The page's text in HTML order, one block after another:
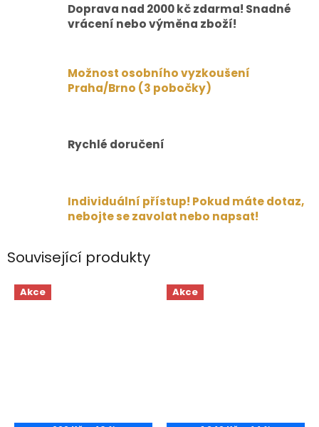
Doprava nad 2000 kč zdarma! Snadné
vrácení nebo výměna zboží!
Možnost osobního vyzkoušení
Praha/Brno (3 pobočky)
Rychlé doručení
Individuální přístup! Pokud máte dotaz,
nebojte se zavolat nebo napsat!
Související produkty
Akce Akce